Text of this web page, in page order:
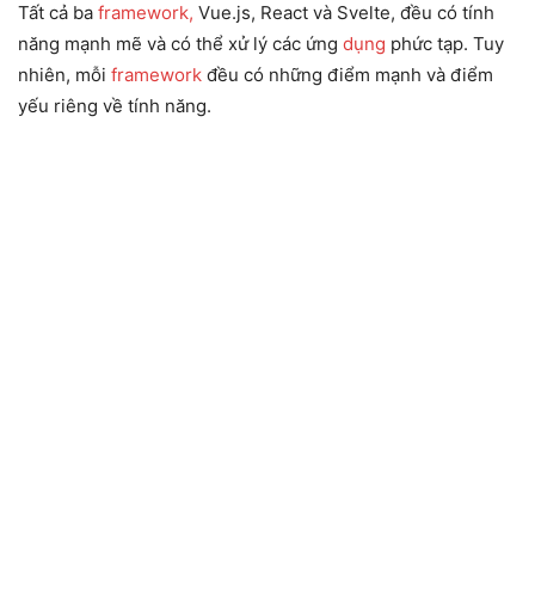
Tất cả ba framework, Vue.js, React và Svelte, đều có tính
năng mạnh mẽ và có thể xử lý các ứng dụng phức tạp. Tuy
nhiên, mỗi framework đều có những điểm mạnh và điểm
yếu riêng về tính năng.